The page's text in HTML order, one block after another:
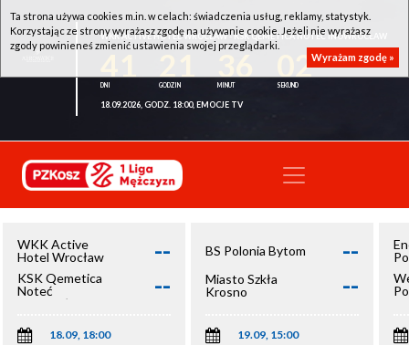
WKK ACTIVE HOTEL WROCŁAW - KSK QEMETICA NOTEĆ INOWROCŁAW
02
18.09.2026, GODZ. 18:00, EMOCJE TV
WKK Active
Hotel Wrocław
--
KSK Qemetica
Noteć
Inowrocław
--
18.09, 18:00
BS Polonia Bytom --
Miasto Szkła
Krosno
--
19.09, 15:00
Ta strona używa cookies m.in. w celach: świadczenia usług, reklamy, statystyk.
Korzystając ze strony wyrażasz zgodę na używanie cookie. Jeżeli nie wyrażasz
zgody powinieneś zmienić ustawienia swojej przeglądarki.
Wyrażam zgodę »